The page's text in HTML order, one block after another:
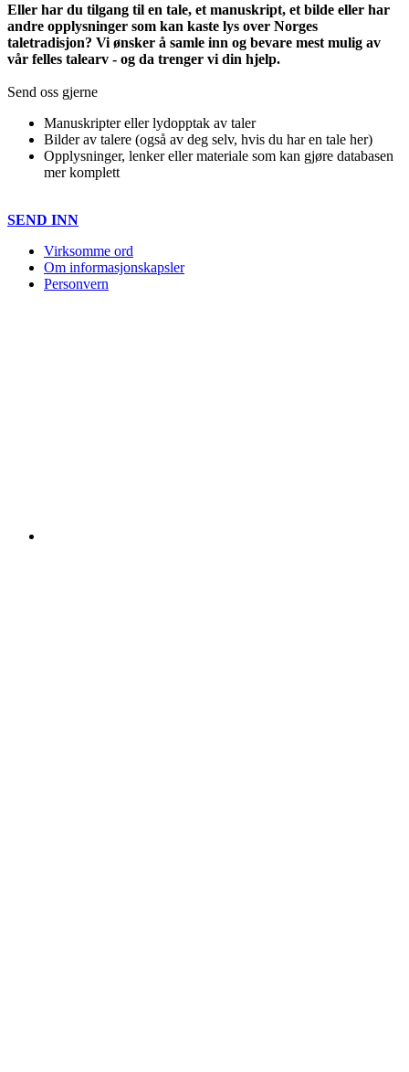
Eller har du tilgang til en tale, et manuskript, et bilde eller har
andre opplysninger som kan kaste lys over Norges
taletradisjon? Vi ønsker å samle inn og bevare mest mulig av
vår felles talearv - og da trenger vi din hjelp.
Send oss gjerne
Manuskripter eller lydopptak av taler
Bilder av talere (også av deg selv, hvis du har en tale her)
Opplysninger, lenker eller materiale som kan gjøre databasen
mer komplett
SEND INN
Virksomme ord
Om informasjonskapsler
Personvern